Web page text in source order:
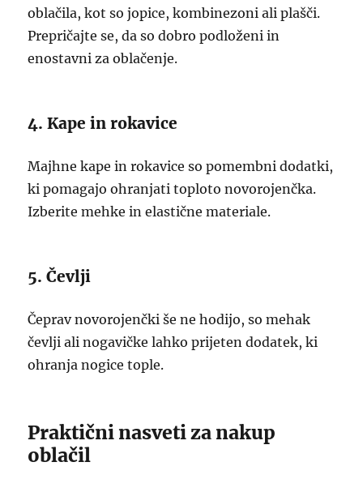
oblačila, kot so jopice, kombinezoni ali plašči.
Prepričajte se, da so dobro podloženi in
enostavni za oblačenje.
4. Kape in rokavice
Majhne kape in rokavice so pomembni dodatki,
ki pomagajo ohranjati toploto novorojenčka.
Izberite mehke in elastične materiale.
5. Čevlji
Čeprav novorojenčki še ne hodijo, so mehak
čevlji ali nogavičke lahko prijeten dodatek, ki
ohranja nogice tople.
Praktični nasveti za nakup
oblačil